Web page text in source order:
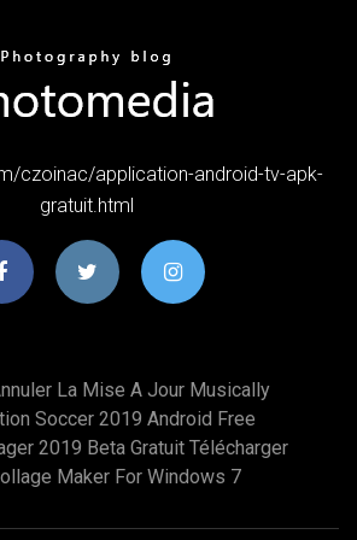
czoinac/application-android-tv-apk-
gratuit.html
La Mise A Jour Musically
Soccer 2019 Android Free
2019 Beta Gratuit Télécharger
Maker For Windows 7